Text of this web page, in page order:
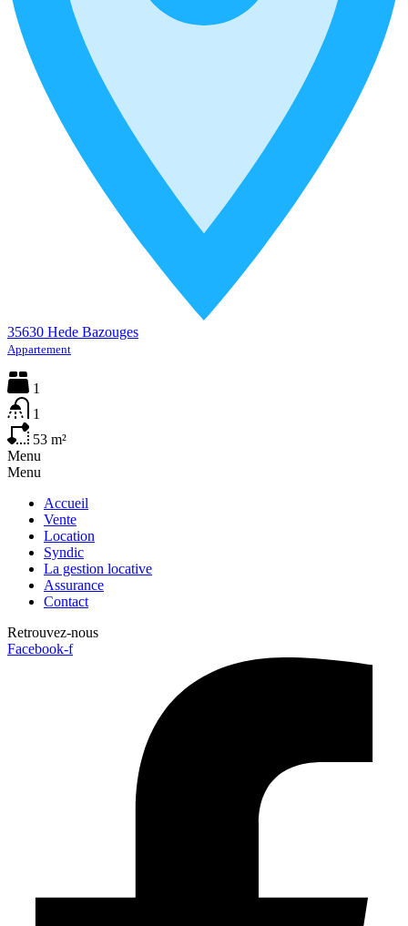
35630 Hede Bazouges
Appartement
1
1
53 m²
Menu
Menu
Accueil
Vente
Location
Syndic
La gestion locative
Assurance
Contact
Retrouvez-nous
Facebook-f